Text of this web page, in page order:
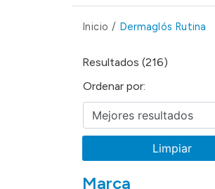
Inicio / Dermaglós Rutina
Resultados (216)
Ordenar por:
Limpiar
Marca